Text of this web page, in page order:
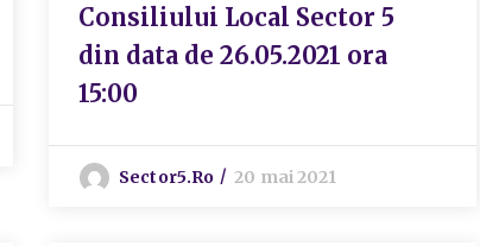
Consiliului Local Sector 5
din data de 26.05.2021 ora
15:00
Sector5.ro 20 mai 2021